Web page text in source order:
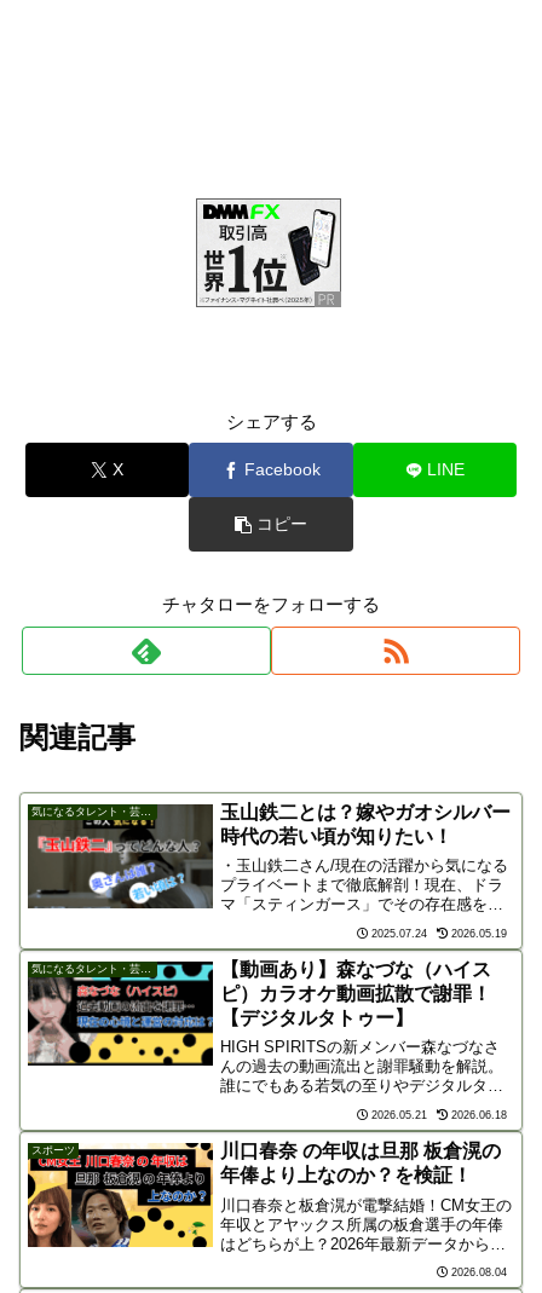
シェアする
X Facebook LINE
コピー
チャタローをフォローする
関連記事
玉山鉄二とは？嫁やガオシルバー
時代の若い頃が知りたい！
・玉山鉄二さん/現在の活躍から気になる
プライベートまで徹底解剖！現在、ドラ
マ「スティンガース」でその存在感を放
ち、大活躍中の玉山鉄二さん！彼が演じ
るキャラクターの年齢を重ねるごとに増
す魅力に引き込まれている方もたくさん
いるはずです！ そんな...
2025.07.24 2026.05.19
気になるタレント・芸能人
【動画あり】森なづな（ハイス
ピ）カラオケ動画拡散で謝罪！
【デジタルタトゥー】
HIGH SPIRITSの新メンバー森なづなさ
んの過去の動画流出と謝罪騒動を解説。
誰にでもある若気の至りやデジタルタト
ゥーの恐怖、そして運営が語った「本気
で変わろうとする姿勢」の大切さと今後
の活動への決意をまとめました。
2026.05.21 2026.06.18
スポーツ
川口春奈 の年収は旦那 板倉滉の
年俸より上なのか？を検証！
川口春奈と板倉滉が電撃結婚！CM女王の
年収とアヤックス所属の板倉選手の年俸
はどちらが上？2026年最新データから推
定8億〜10億円規模の経済圏と世帯年収、
二人の経済力を徹底比較します！
2026.08.04